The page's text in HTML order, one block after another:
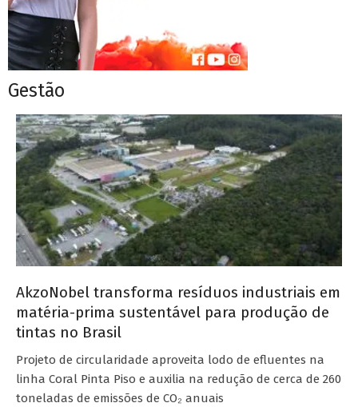
Gestão
AkzoNobel transforma resíduos industriais em
matéria-prima sustentável para produção de
tintas no Brasil
Projeto de circularidade aproveita lodo de efluentes na
linha Coral Pinta Piso e auxilia na redução de cerca de 260
toneladas de emissões de CO₂ anuais